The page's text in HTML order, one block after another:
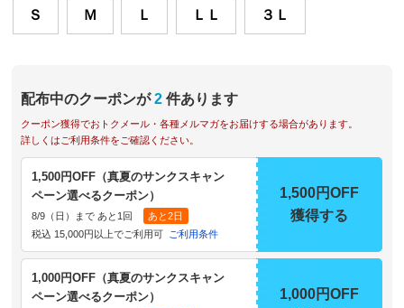
Ｓ Ｍ Ｌ ＬＬ ３Ｌ
配布中のクーポンが 2 件あります
クーポン獲得でおトクメール・各種メルマガをお届けする場合があります。
詳しくはご利用条件をご確認ください。
1,500円OFF（真夏のサンクスキャン
ペーン選べるクーポン）
8/9（日）まで あと1回
あと2日
税込 15,000円以上でご利用可
ご利用条件
1,500円OFF
獲得する
1,000円OFF（真夏のサンクスキャン
ペーン選べるクーポン）
1,000円OFF